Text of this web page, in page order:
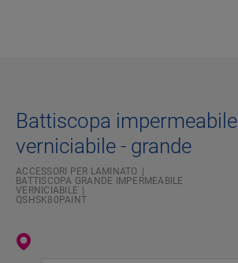
Battiscopa impermeabile
verniciabile - grande
ACCESSORI PER LAMINATO
BATTISCOPA GRANDE IMPERMEABILE
VERNICIABILE
QSHSK80PAINT